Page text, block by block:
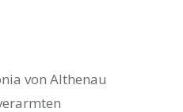
von Althenau